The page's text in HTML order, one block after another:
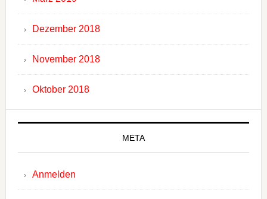
Dezember 2018
November 2018
Oktober 2018
META
Anmelden